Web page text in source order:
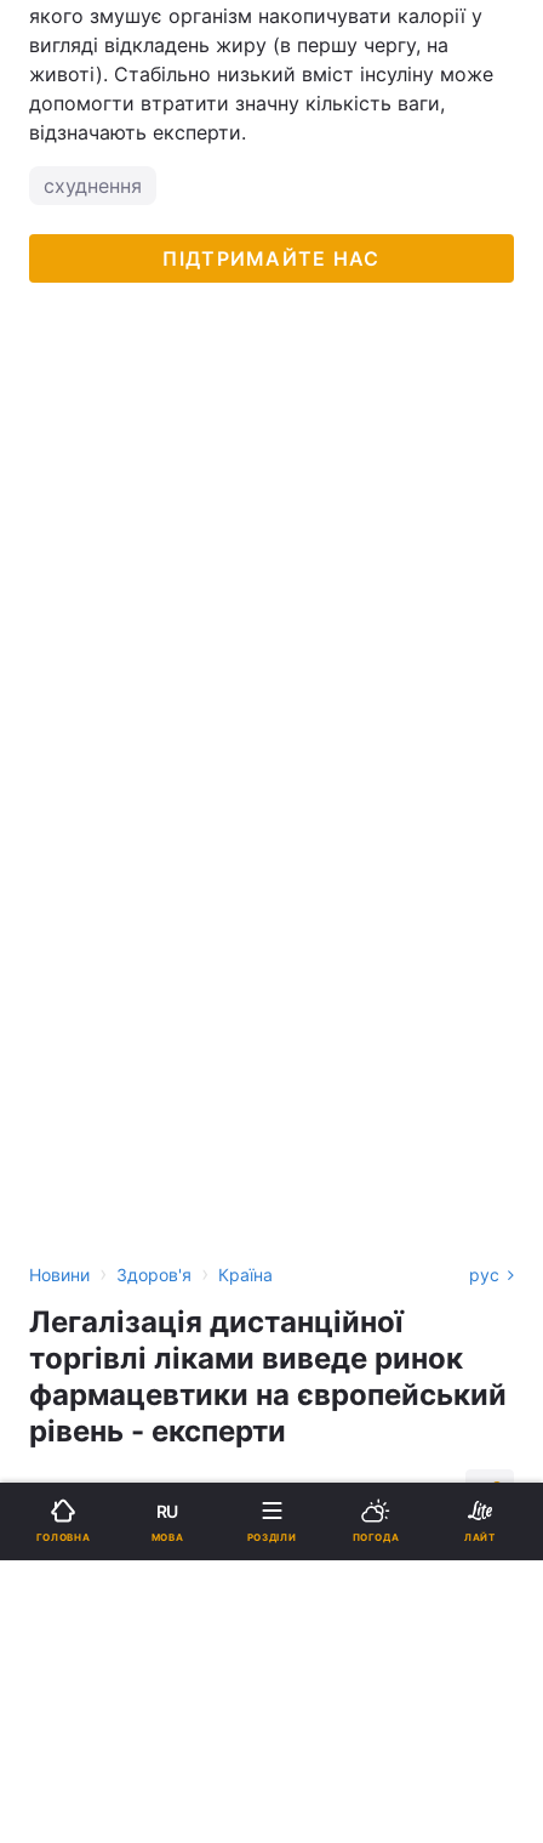
якого змушує організм накопичувати калорії у
вигляді відкладень жиру (в першу чергу, на
животі). Стабільно низький вміст інсуліну може
допомогти втратити значну кількість ваги,
відзначають експерти.
схуднення
ПІДТРИМАЙТЕ НАС
Новини › Здоров'я › Країна рус
Легалізація дистанційної
торгівлі ліками виведе ринок
фармацевтики на європейський
рівень - експерти
Підпишіться на нас в Google
ГОЛОВНА
RU
МОВА РОЗДІЛИ ПОГОДА ЛАЙТ